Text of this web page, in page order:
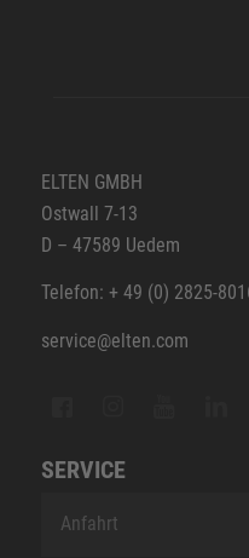
ELTEN GMBH
Ostwall 7-13
D – 47589 Uedem
Telefon: + 49 (0) 2825-
service@elten.com
SERVICE
Anfahrt